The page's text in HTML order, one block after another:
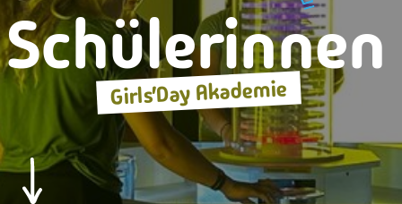
Schülerinnen
Girls’Day Akademie